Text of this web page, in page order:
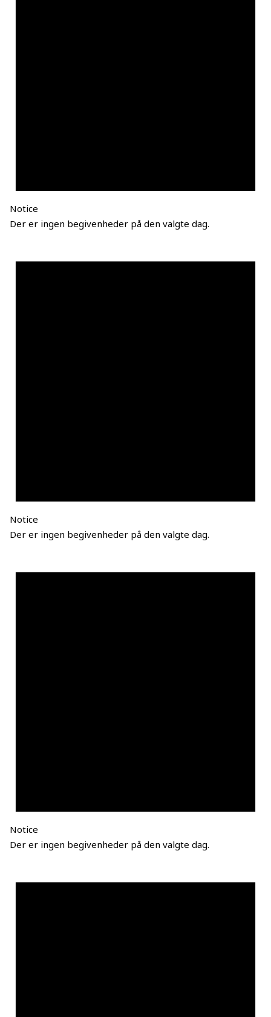
Notice
Der er ingen begivenheder på den valgte dag.
Notice
Der er ingen begivenheder på den valgte dag.
Notice
Der er ingen begivenheder på den valgte dag.